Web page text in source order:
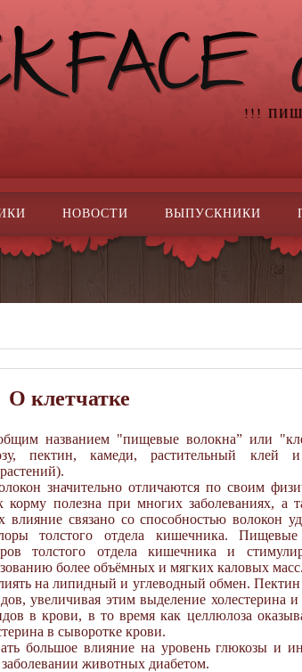
!!!
НОВОСТИ ВЫПУСКНИКИ
О клетчатке
названием "пищевые волокна” или
пектин, камеди, растительный клей
значительно отличаются по своим
полезна при многих заболеваниях, а
связано со способностью волокон
толстого отдела кишечника. Пищевые
толстого отдела кишечника и
более объёмных и мягких каловых масс.
на липидный и углеводный обмен.
увеличивая этим выделение холестерина
в крови, в то время как целлюлоза
в сыворотке крови.
большое влияние на уровень глюкозы и
животных диабетом.